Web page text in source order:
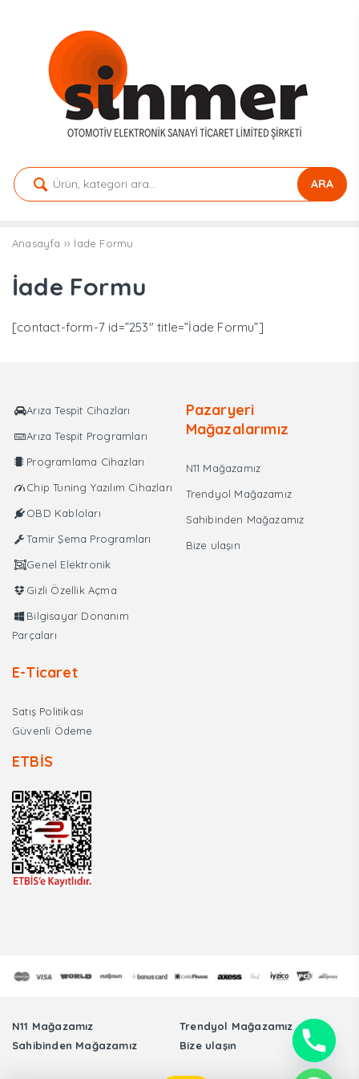
ARA
Anasayfa ›› İade Formu
İade Formu
[contact-form-7 id=”253″ title=”İade Formu”]
Arıza Tespit Cihazları
Arıza Tespit Programları
Programlama Cihazları
Chip Tuning Yazılım Cihazları
OBD Kabloları
Tamir Şema Programları
Genel Elektronik
Gizli Özellik Açma
Bilgisayar Donanım
Parçaları
Pazaryeri
Mağazalarımız
N11 Mağazamız
Trendyol Mağazamız
Sahibinden Mağazamız
Bize ulaşın
E-Ticaret
Satış Politikası
Güvenli Ödeme
ETBİS
N11 Mağazamız
Trendyol Mağazamız
Sahibinden Mağazamız
Bize ulaşın